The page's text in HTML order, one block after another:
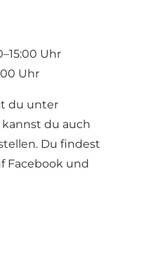
Uhr
Uhr
du unter
kannst du auch
Du findest
Facebook und